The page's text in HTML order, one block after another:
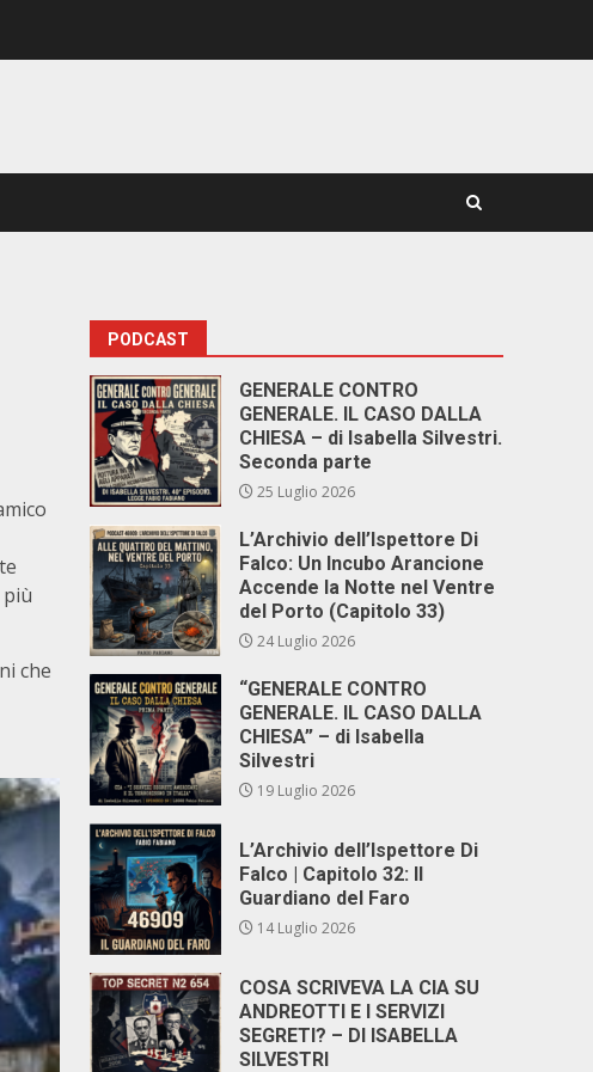
che
PODCAST
GENERALE CONTRO
GENERALE. IL CASO DALLA
CHIESA – di Isabella Silvestri.
Seconda parte
25 Luglio 2026
L’Archivio dell’Ispettore Di
Falco: Un Incubo Arancione
Accende la Notte nel Ventre
del Porto (Capitolo 33)
24 Luglio 2026
“GENERALE CONTRO
GENERALE. IL CASO DALLA
CHIESA” – di Isabella
Silvestri
19 Luglio 2026
L’Archivio dell’Ispettore Di
Falco | Capitolo 32: Il
Guardiano del Faro
14 Luglio 2026
COSA SCRIVEVA LA CIA SU
ANDREOTTI E I SERVIZI
SEGRETI? – DI ISABELLA
SILVESTRI